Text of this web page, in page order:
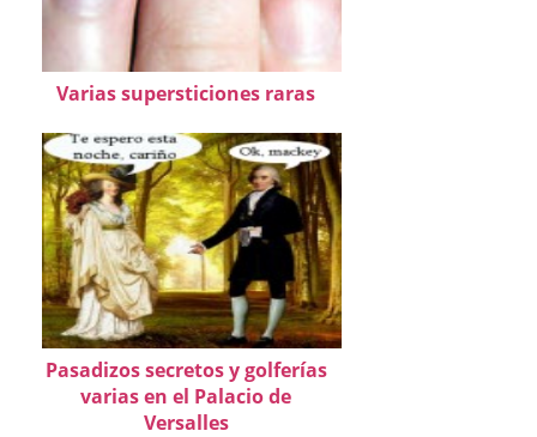
Varias supersticiones raras
Pasadizos secretos y golferías
varias en el Palacio de
Versalles